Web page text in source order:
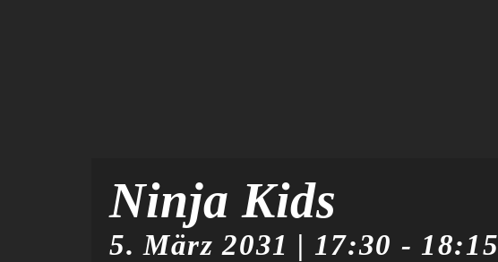
Ninja Kids
5. März 2031 | 17:30 - 18:15